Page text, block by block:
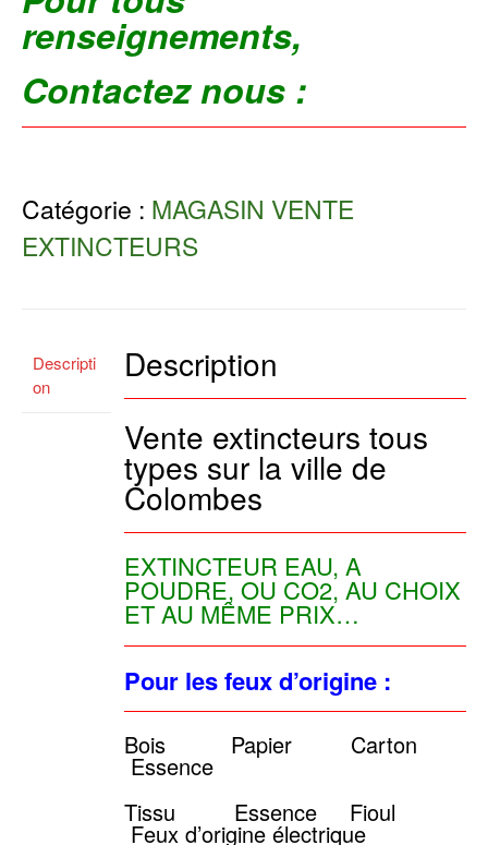
renseignements,
Contactez nous :
Catégorie : MAGASIN VENTE
EXTINCTEURS
Descripti
on
Description
Vente extincteurs tous
types sur la ville de
Colombes
EXTINCTEUR EAU, A
POUDRE, OU CO2, AU CHOIX
ET AU MÊME PRIX…
Pour les feux d’origine :
Bois Papier Carton
Essence
Tissu Essence Fioul
Feux d’origine électrique